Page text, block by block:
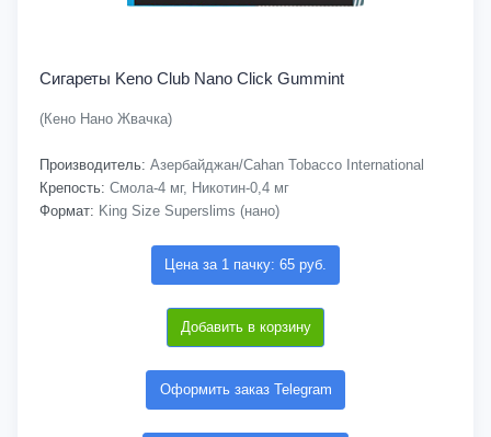
Сигареты Keno Club Nano Click Gummint
(Кено Нано Жвачка)
Производитель: Азербайджан/Cahan Tobacco International
Крепость: Смола-4 мг, Никотин-0,4 мг
Формат: King Size Superslims (нано)
Цена за 1 пачку: 65 руб.
Добавить в корзину
Оформить заказ Telegram